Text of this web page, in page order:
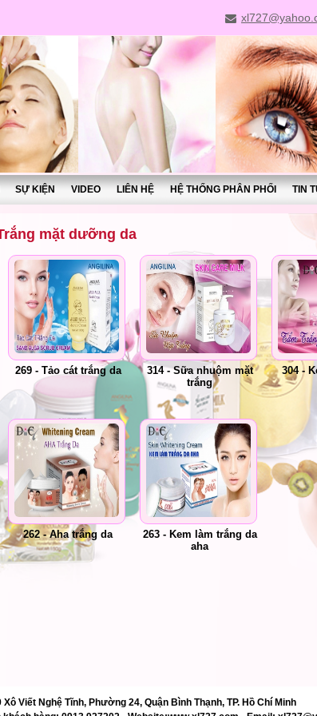
SỰ KIỆN VIDEO LIÊN HỆ HỆ THỐNG PHÂN PHỐI TIN
mặt dưỡng da
269 - Tảo cát trắng da
314 - Sữa nhuộm mặt
trắng
304 -
262 - Aha trắng da
263 - Kem làm trắng da
aha
Viết Nghệ Tĩnh, Phường 24, Quận Bình Thạnh, TP. Hồ Chí Minh